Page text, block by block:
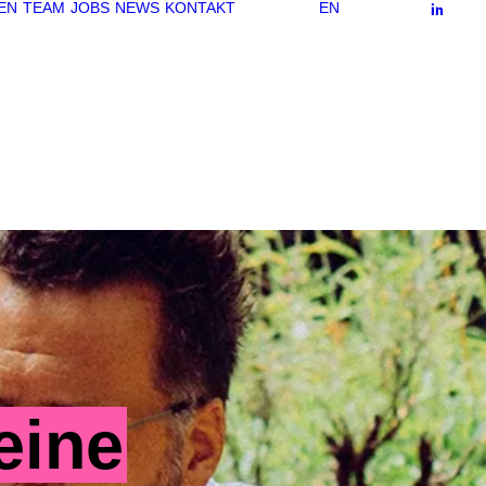
TEAM JOBS NEWS KONTAKT EN